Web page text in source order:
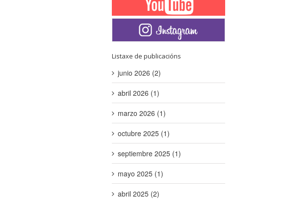
Listaxe de publicacións
junio 2026 (2)
abril 2026 (1)
marzo 2026 (1)
octubre 2025 (1)
septiembre 2025 (1)
mayo 2025 (1)
abril 2025 (2)